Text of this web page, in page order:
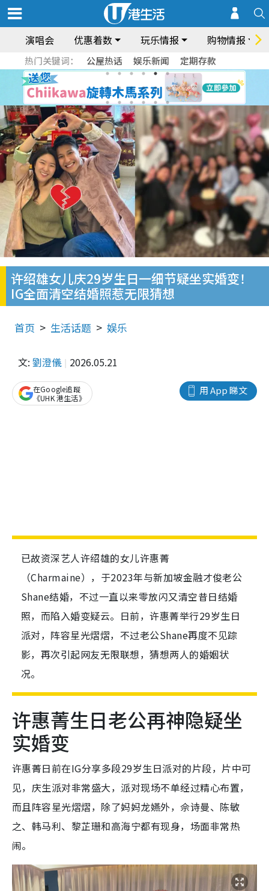
演唱会 优惠着数 玩乐情报 购物情报
热门关键词： 公屋热话 娱乐新闻 定期存款
许绍雄女儿庆29岁生日一细节疑坐实婚变！
IG全面清空结婚照惹无限猜想
首页 生活话题 娱乐
文: 劉澄儀 2026.05.21
用 App 睇文
在Google追蹤
《UHK 港生活》
已故资深艺人许绍雄的女儿许惠菁
（Charmaine），于2023年与新加坡金融才俊老公
Shane结婚，不过一直以来零放闪又清空昔日结婚
照，而陷入婚变疑云。日前，许惠菁举行29岁生日
派对，阵容星光熠熠，不过老公Shane再度不见踪
影，再次引起网友无限联想，猜想两人的婚姻状
况。
许惠菁生日老公再神隐疑坐
实婚变
许惠菁日前在IG分享多段29岁生日派对的片段，片中可
见，庆生派对非常盛大，派对现场不单经过精心布置，
而且阵容星光熠熠，除了妈妈龙嬿外，佘诗曼、陈敏
之、韩马利、黎芷珊和高海宁都有现身，场面非常热
闹。